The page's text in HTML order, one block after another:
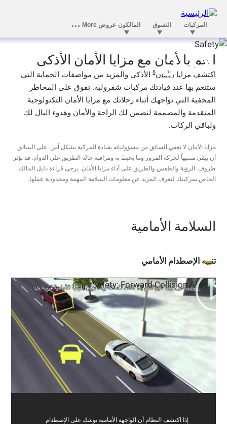
الأمان
انعم بالأمان مع مزايا الأمان الأذكى
اكتشف مزاياالأمان الأذكى والمزيد من مواصفات الحماية التي
ستنعم بها عند قيادتك مركبات شفروليه. تفوق على المخاطر
المخفية التي تواجهك أثناء رحلاتك مع مزايا الأمان التكنولوجية
المتقدمة والمصممة لتضمن لك الراحة والأمان وهدوء البال لك
ولباقي الركاب.
مزايا الأمان لا تعفي السائق من مسؤولياته بقيادة المركبة بشكل آمن. على السائق
أن يبقى متنبهاً لحركة المرور وما يحيط به ومراقبة حالة الطريق على الدوام. قد تؤثر
ظروف الرؤية والطقس والطريق على أداء مزايا الأمان. يرجى قراءة دليل المالك
الخاص بمركبتك لتعرف المزيد عن معلومات السلامة المهمة ومحدودية عملها.
السلامة الأمامية
تنبيه الإصطدام الأمامي
إذا اكتشف النظام أن الواجهة الأمامية توشك على الإصطدام